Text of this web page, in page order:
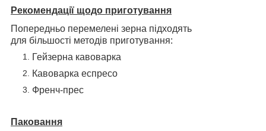
Рекомендації щодо приготування
Попередньо перемелені зерна підходять
для більшості методів приготування:
Гейзерна кавоварка
Кавоварка еспресо
Френч-прес
Паковання